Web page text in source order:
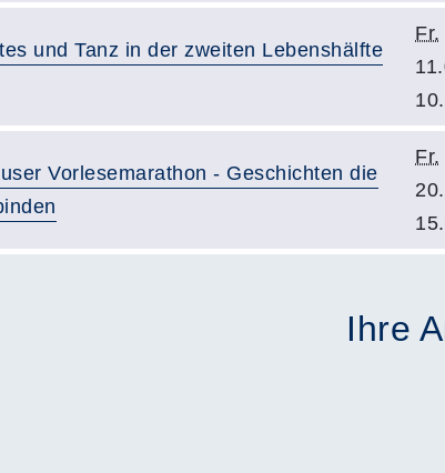
und Tanz in der zweiten Lebenshälfte
Fr.
Vorlesemarathon - Geschichten die
Fr.
Ihre